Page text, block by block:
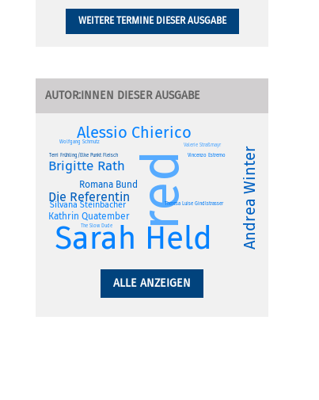
WEITERE TERMINE DIESER AUSGABE
AUTOR:INNEN DIESER AUSGABE
red
Sarah Held
Alessio Chierico
Andrea Winter
Brigitte Rath
Die Referentin
Kathrin Quatember
Romana Bund
Silvana Steinbacher
Terri Frühling/Elke Punkt Fleisch
Theresa Luise Gindlstrasser
The Slow Dude
Valerie Straßmayr
Vincenzo Estremo
Wolfgang Schmutz
ALLE ANZEIGEN